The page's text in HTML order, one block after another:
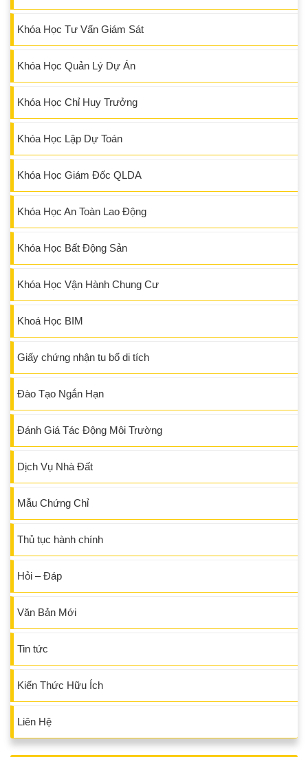
Khóa Học Tư Vấn Giám Sát
Khóa Học Quản Lý Dự Án
Khóa Học Chỉ Huy Trưởng
Khóa Học Lập Dự Toán
Khóa Học Giám Đốc QLDA
Khóa Học An Toàn Lao Động
Khóa Học Bất Động Sản
Khóa Học Vận Hành Chung Cư
Khoá Học BIM
Giấy chứng nhận tu bổ di tích
Đào Tạo Ngắn Hạn
Đánh Giá Tác Động Môi Trường
Dịch Vụ Nhà Đất
Mẫu Chứng Chỉ
Thủ tục hành chính
Hỏi – Đáp
Văn Bản Mới
Tin tức
Kiến Thức Hữu Ích
Liên Hệ